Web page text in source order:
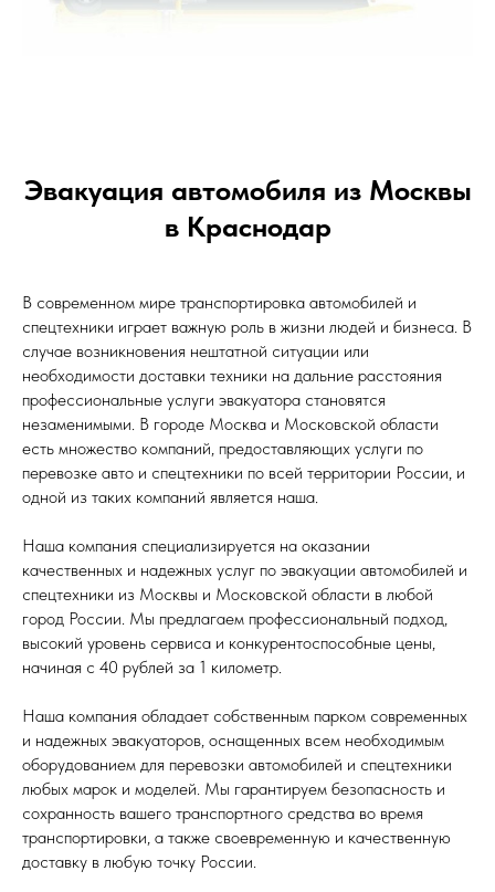
Эвакуация автомобиля из Москвы
в Краснодар
В современном мире транспортировка автомобилей и
спецтехники играет важную роль в жизни людей и бизнеса. В
случае возникновения нештатной ситуации или
необходимости доставки техники на дальние расстояния
профессиональные услуги эвакуатора становятся
незаменимыми. В городе Москва и Московской области
есть множество компаний, предоставляющих услуги по
перевозке авто и спецтехники по всей территории России, и
одной из таких компаний является наша.
Наша компания специализируется на оказании
качественных и надежных услуг по эвакуации автомобилей и
спецтехники из Москвы и Московской области в любой
город России. Мы предлагаем профессиональный подход,
высокий уровень сервиса и конкурентоспособные цены,
начиная с 40 рублей за 1 километр.
Наша компания обладает собственным парком современных
и надежных эвакуаторов, оснащенных всем необходимым
оборудованием для перевозки автомобилей и спецтехники
любых марок и моделей. Мы гарантируем безопасность и
сохранность вашего транспортного средства во время
транспортировки, а также своевременную и качественную
доставку в любую точку России.